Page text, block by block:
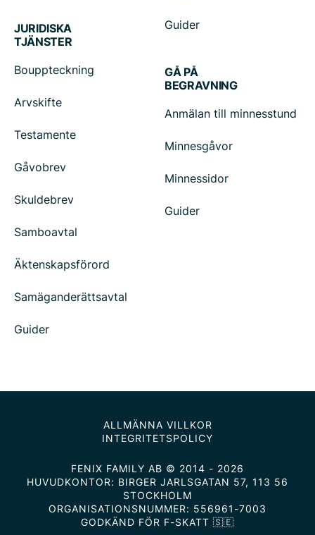
Guider
JURIDISKA
TJÄNSTER
Bouppteckning
Arvskifte
Testamente
Gåvobrev
Skuldebrev
Samboavtal
Äktenskapsförord
Samäganderättsavtal
Guider
GÅ PÅ
BEGRAVNING
Anmälan till minnesstund
Minnesgåvor
Minnessidor
Guider
ALLMÄNNA VILLKOR
INTEGRITETSPOLICY
FENIX FAMILY AB © 2014 - 2026
HUVUDKONTOR: BIRGER JARLSGATAN 57, 113 56
STOCKHOLM
ORGANISATIONSNUMMER: 556961-7003
GODKÄND FÖR F-SKATT 🇸🇪